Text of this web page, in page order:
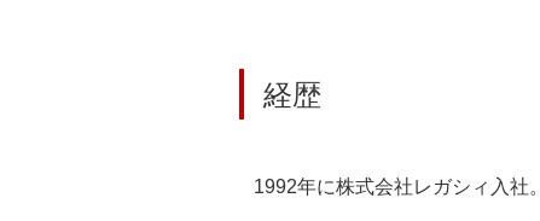
経歴
1992年に株式会社レガシィ入社。